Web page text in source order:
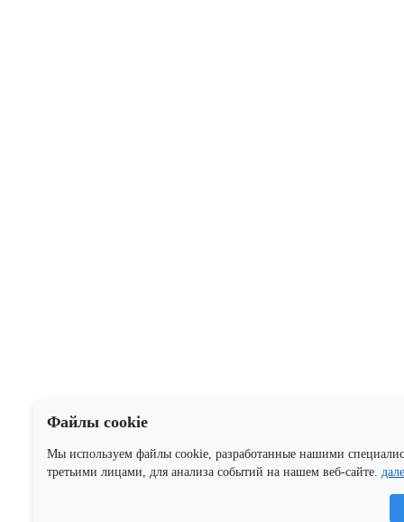
Файлы cookie
Мы используем файлы cookie, разработанные нашими
третьими лицами, для анализа событий на нашем веб-сайте.